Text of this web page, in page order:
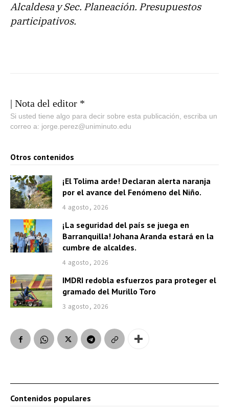
Alcaldesa y Sec. Planeación. Presupuestos
participativos.
| Nota del editor *
Si usted tiene algo para decir sobre esta publicación, escriba un
correo a: jorge.perez@uniminuto.edu
Otros contenidos
¡El Tolima arde! Declaran alerta naranja
por el avance del Fenómeno del Niño.
4 agosto, 2026
¡La seguridad del país se juega en
Barranquilla! Johana Aranda estará en la
cumbre de alcaldes.
4 agosto, 2026
IMDRI redobla esfuerzos para proteger el
gramado del Murillo Toro
3 agosto, 2026
Contenidos populares